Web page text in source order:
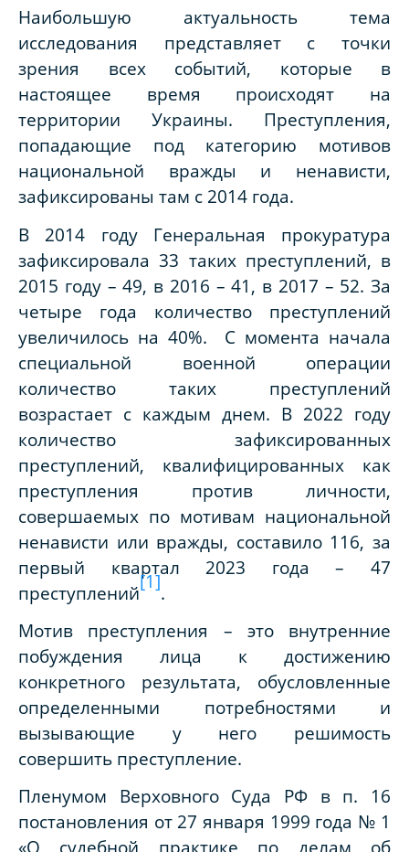
Наибольшую актуальность тема
исследования представляет с точки
зрения всех событий, которые в
настоящее время происходят на
территории Украины. Преступления,
попадающие под категорию мотивов
национальной вражды и ненависти,
зафиксированы там с 2014 года.
В 2014 году Генеральная прокуратура
зафиксировала 33 таких преступлений, в
2015 году – 49, в 2016 – 41, в 2017 – 52. За
четыре года количество преступлений
увеличилось на 40%. С момента начала
специальной военной операции
количество таких преступлений
возрастает с каждым днем. В 2022 году
количество зафиксированных
преступлений, квалифицированных как
преступления против личности,
совершаемых по мотивам национальной
ненависти или вражды, составило 116, за
первый квартал 2023 года – 47
преступлений[1].
Мотив преступления – это внутренние
побуждения лица к достижению
конкретного результата, обусловленные
определенными потребностями и
вызывающие у него решимость
совершить преступление.
Пленумом Верховного Суда РФ в п. 16
постановления от 27 января 1999 года № 1
«О судебной практике по делам об